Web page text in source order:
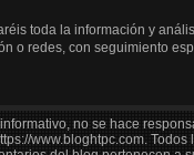
toda la información y
o redes, con seguimiento
no se hace
www.bloghtpc.com.